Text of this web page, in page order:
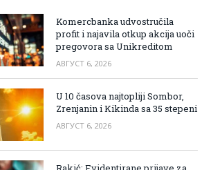
Komercbanka udvostručila
profit i najavila otkup akcija uoči
pregovora sa Unikreditom
АВГУСТ 6, 2026
U 10 časova najtopliji Sombor,
Zrenjanin i Kikinda sa 35 stepeni
АВГУСТ 6, 2026